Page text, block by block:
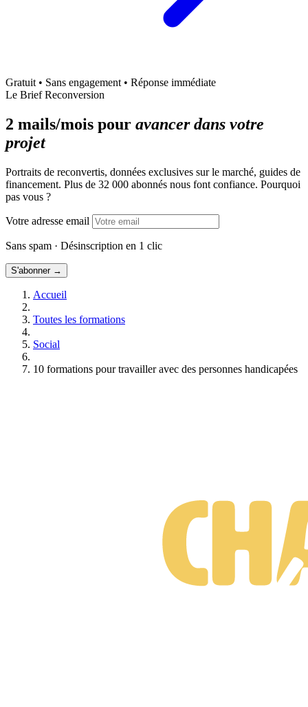
Gratuit • Sans engagement • Réponse immédiate
Le Brief Reconversion
2 mails/mois pour avancer dans votre
projet
Portraits de reconvertis, données exclusives sur le marché, guides de
financement. Plus de 32 000 abonnés nous font confiance. Pourquoi
pas vous ?
Votre adresse email
Sans spam · Désinscription en 1 clic
S'abonner →
Accueil
Toutes les formations
Social
10 formations pour travailler avec des personnes handicapées